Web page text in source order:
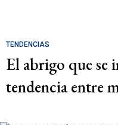
TENDENCIAS
El abrigo que se
tendencia entre